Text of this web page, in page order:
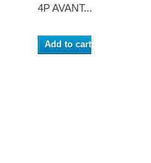
4P AVANT...
Add to cart